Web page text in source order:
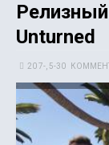
Unturned
20 7-, 5-30